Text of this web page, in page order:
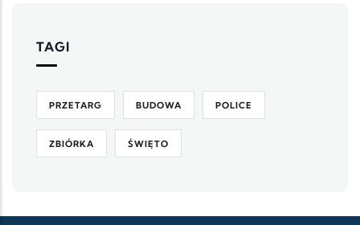
TAGI
PRZETARG BUDOWA POLICE
ZBIÓRKA ŚWIĘTO